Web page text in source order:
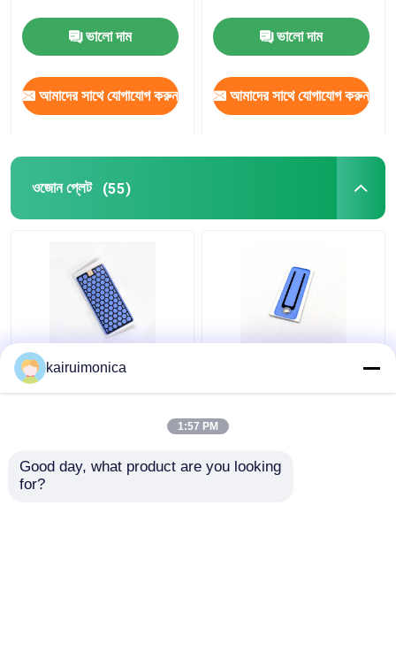
ভালো দাম
আমাদের সাথে যোগাযোগ করুন
ভালো দাম
আমাদের সাথে যোগাযোগ করুন
ওজোন প্লেট (55)
আর্দ্রতা প্রতিরোধী 5g ওজোন
প্লেট অ্যালুমিনিয়াম হোম জন্য
kairuimonica
1:57 PM
Good day, what product are you looking
for?